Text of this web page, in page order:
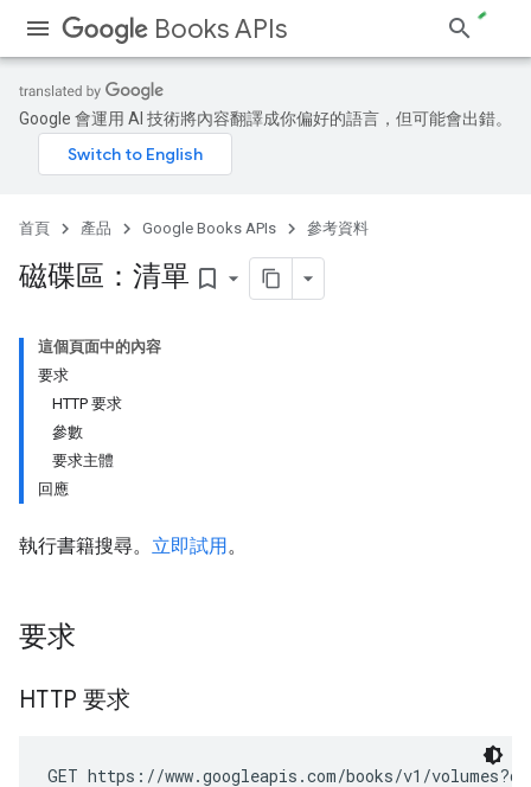
Books APIs
Google 會運用 AI 技術將內容翻譯成你偏好的語言，但可能會出錯。
首頁 產品 Google Books APIs 參考資料
磁碟區：清單 bookmark_border
這個頁面中的內容
要求
HTTP 要求
參數
要求主體
回應
執行書籍搜尋。 立即試用。
要求
HTTP 要求
GET https://www.googleapis.com/books/v1/volumes?q